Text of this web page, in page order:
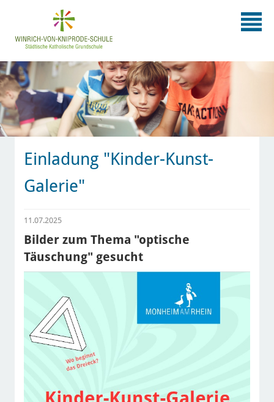
Einladung "Kinder-Kunst-
Galerie"
11.07.2025
Bilder zum Thema "optische
Täuschung" gesucht